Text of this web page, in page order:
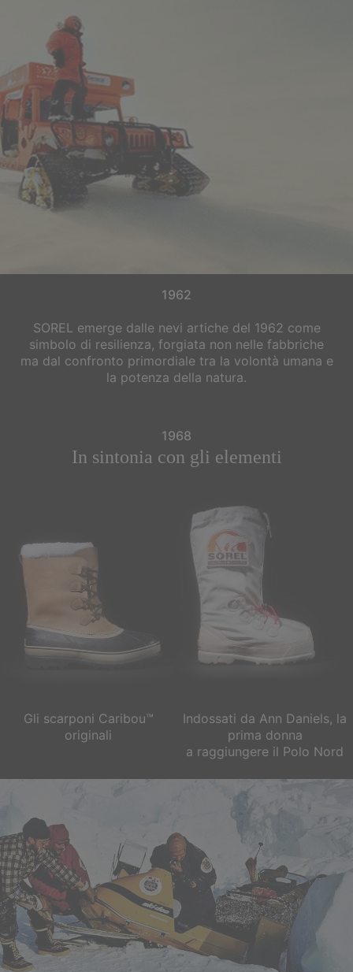
1962
SOREL emerge dalle nevi artiche del 1962 come
simbolo di resilienza, forgiata non nelle fabbriche
ma dal confronto primordiale tra la volontà umana e
la potenza della natura.
1968
In sintonia con gli elementi
Gli scarponi Caribou™
originali
Indossati da Ann Daniels, la
prima donna
a raggiungere il Polo Nord